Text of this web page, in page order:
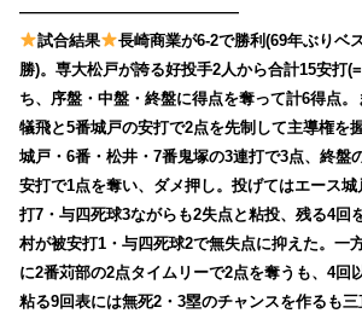
——————————————
試合結果
長崎商業が6-2で勝利(69年ぶりベ
勝)。専大松戸が誇る好投手2人から合計15安打
ち、序盤・中盤・終盤に得点を奪って計6得点
犠飛と5番城戸の安打で2点を先制して主導権を
城戸・6番・松井・7番鬼塚の3連打で3点、終盤
安打で1点を奪い、ダメ押し。投げてはエース
打7・与四死球3ながらも2失点と粘投、残る4回
村が被安打1・与四死球2で無失点に抑えた。一
に2番苅部の2点タイムリーで2点を奪うも、4回
粘る9回表には無死2・3塁のチャンスを作るも